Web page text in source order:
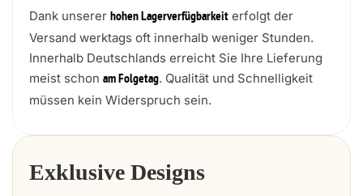
Dank unserer hohen Lagerverfügbarkeit erfolgt der
Versand werktags oft innerhalb weniger Stunden.
Innerhalb Deutschlands erreicht Sie Ihre Lieferung
meist schon am Folgetag. Qualität und Schnelligkeit
müssen kein Widerspruch sein.
Exklusive Designs